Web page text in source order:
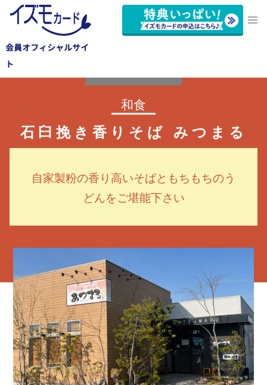
会員オフィシャルサイ
ト
和食
石臼挽き香りそば みつまる
自家製粉の香り高いそばともちもちのう
どんをご堪能下さい